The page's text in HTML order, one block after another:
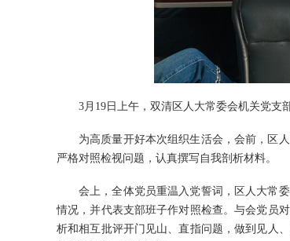
3月19日上午，双清区人大常委会机关党支
为高质量开好本次组织生活会，会前，区
严格对照检视问题，认真撰写自我剖析材料。
会上，全体党员重温入党誓词，区人大常
情况，并代表支部班子作对照检查。与会党员
析和相互批评开门见山、直指问题，做到见人